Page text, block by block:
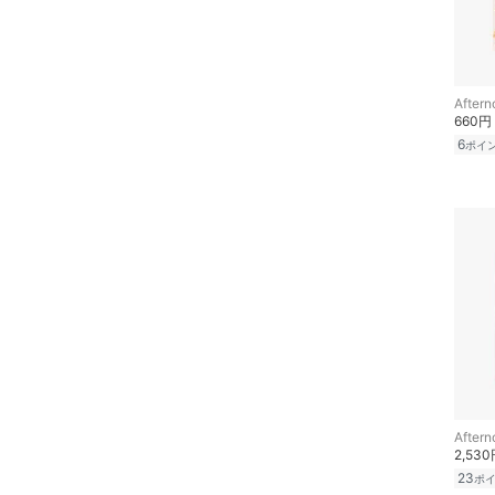
660円
6ポイ
2,530
23ポ